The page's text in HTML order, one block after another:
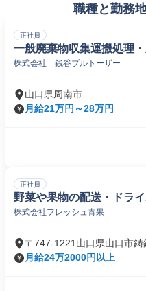
職種と勤務
正社員
一般廃棄物収集運搬処理
株式会社 銭谷ブルトーザー
山口県周南市
月給21万円～28万円
正社員
野菜や果物の配送・ドラ
株式会社フレッシュ青果
〒747-1221山口県山口市鋳
月給24万2000円以上